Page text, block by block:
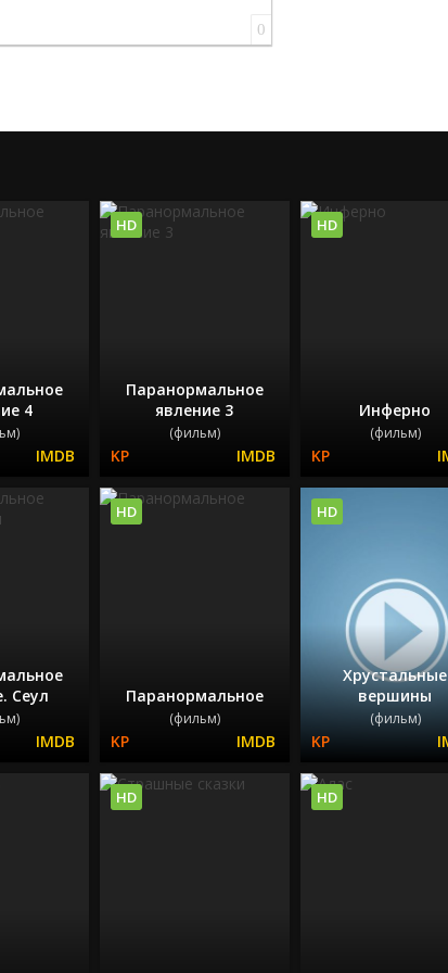
0
4
Паранормальное
явление 3
(фильм)
HD
Инферно
(фильм)
HD
Сеул
Паранормальное
(фильм)
HD
Хрустальные
вершины
(фильм)
HD
HD HD